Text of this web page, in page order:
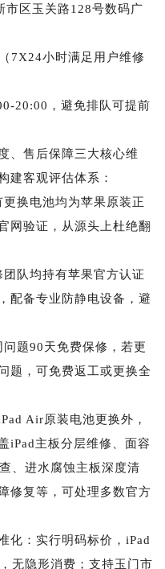
市区玉关路128号数码广
7X24小时满足用户维修
20:00，避免排队可提前
、售后保障三大核心维
建客观评估体系：
电池均为苹果原装正
网验证，从源头上杜绝翻
均持有苹果官方认证
配备专业防静电设备，避
90天免费保修，若更
题，可免费返工或更换全
Air原装电池更换外，
iPad主板分层维修、面容
、进水腐蚀主板深度清
修复等，可处理多数官方
化：实行明码标价，iPad
无隐形消费；支持玉门市